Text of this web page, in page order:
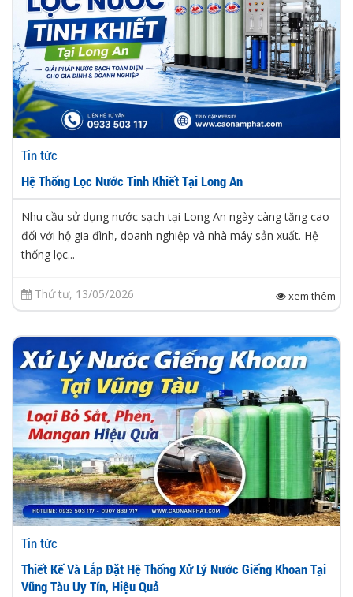
Tin tức
Hệ Thống Lọc Nước Tinh Khiết Tại Long An
Nhu cầu sử dụng nước sạch tại Long An ngày càng tăng cao
đối với hộ gia đình, doanh nghiệp và nhà máy sản xuất. Hệ
thống lọc...
Thứ tư, 13/05/2026 xem thêm
Tin tức
Thiết Kế Và Lắp Đặt Hệ Thống Xử Lý Nước Giếng Khoan Tại
Vũng Tàu Uy Tín, Hiệu Quả